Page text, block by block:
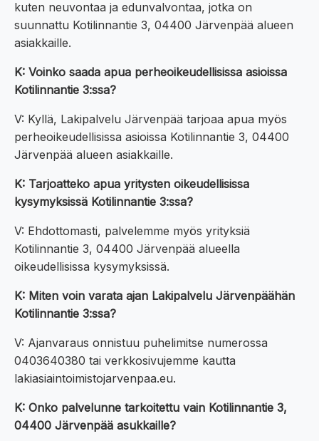
kuten neuvontaa ja edunvalvontaa, jotka on
suunnattu Kotilinnantie 3, 04400 Järvenpää alueen
asiakkaille.
K: Voinko saada apua perheoikeudellisissa asioissa
Kotilinnantie 3:ssa?
V: Kyllä, Lakipalvelu Järvenpää tarjoaa apua myös
perheoikeudellisissa asioissa Kotilinnantie 3, 04400
Järvenpää alueen asiakkaille.
K: Tarjoatteko apua yritysten oikeudellisissa
kysymyksissä Kotilinnantie 3:ssa?
V: Ehdottomasti, palvelemme myös yrityksiä
Kotilinnantie 3, 04400 Järvenpää alueella
oikeudellisissa kysymyksissä.
K: Miten voin varata ajan Lakipalvelu Järvenpäähän
Kotilinnantie 3:ssa?
V: Ajanvaraus onnistuu puhelimitse numerossa
0403640380 tai verkkosivujemme kautta
lakiasiaintoimistojarvenpaa.eu.
K: Onko palvelunne tarkoitettu vain Kotilinnantie 3,
04400 Järvenpää asukkaille?